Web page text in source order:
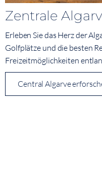
Zentrale
Erleben Sie das Herz der
Golfplätze und die besten
Freizeitmöglichkeiten
Central Algarve